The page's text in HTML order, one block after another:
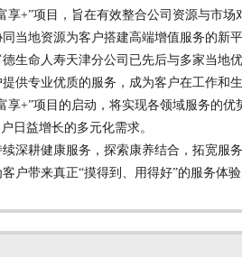
享+”项目，旨在有效整合公司资源与市
当地资源为客户搭建高端增值服务的新
生命人寿天津分公司已先后与多家当地
供专业优质的服务，成为客户在工作和生
+”项目的启动，将实现各领域服务的优
日益增长的多元化需求。
耕健康服务，探索康养结合，拓宽服务
户带来真正“摸得到、用得好”的服务体验